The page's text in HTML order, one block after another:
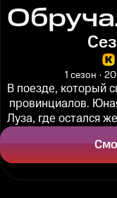
1 сезон
В поезде, который
провинциалов.
Луза, где остался